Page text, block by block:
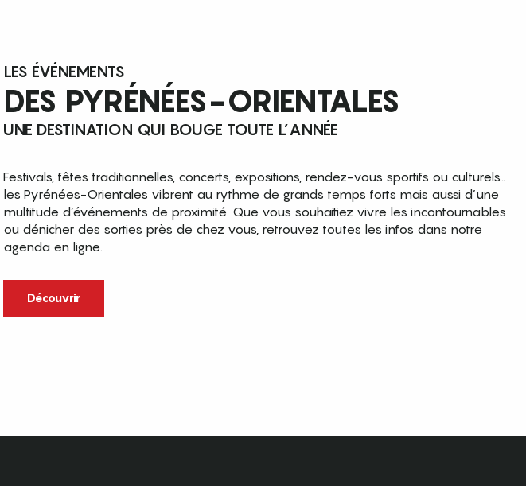
LES ÉVÉNEMENTS
DES PYRÉNÉES-ORIENTALES
UNE DESTINATION QUI BOUGE TOUTE L’ANNÉE
Festivals, fêtes traditionnelles, concerts, expositions, rendez-vous sportifs ou culturels…
les Pyrénées-Orientales vibrent au rythme de grands temps forts mais aussi d’une
multitude d’événements de proximité. Que vous souhaitiez vivre les incontournables
ou dénicher des sorties près de chez vous, retrouvez toutes les infos dans notre
agenda en ligne.
Découvrir